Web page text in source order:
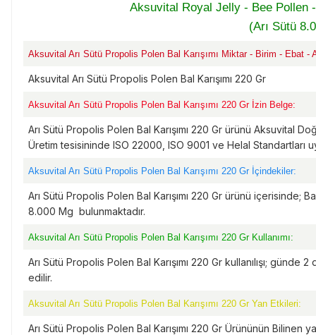
Aksuvital Royal Jelly - Bee Pollen
(Arı Sütü
Aksuvital Arı Sütü Propolis Polen Bal Karışımı Miktar - Birim - Ebat -
Aksuvital Arı Sütü Propolis Polen Bal Karışımı 220 Gr
Aksuvital Arı Sütü Propolis Polen Bal Karışımı 220 Gr İzin Belge:
Arı Sütü Propolis Polen Bal Karışımı 220 Gr ürünü Aksuvital
Üretim tesisininde ISO 22000, ISO 9001 ve Helal Standartları
Aksuvital Arı Sütü Propolis Polen Bal Karışımı 220 Gr İçindekiler:
Arı Sütü Propolis Polen Bal Karışımı 220 Gr ürünü içerisinde;
8.000 Mg bulunmaktadır.
Aksuvital Arı Sütü Propolis Polen Bal Karışımı 220 Gr Kullanımı:
Arı Sütü Propolis Polen Bal Karışımı 220 Gr kullanılışı;
edilir.
Aksuvital Arı Sütü Propolis Polen Bal Karışımı 220 Gr Yan Etkileri:
Arı Sütü Propolis Polen Bal Karışımı 220 Gr Ürününün Bilinen